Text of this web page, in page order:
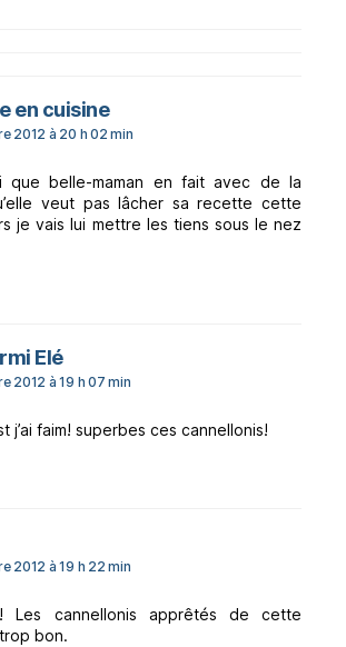
en cuisinedit :
2012 à 20 h 02 min
que belle-maman en fait avec de la
veut pas lâcher sa recette cette
je vais lui mettre les tiens sous le nez
Elédit :
2012 à 19 h 07 min
j’ai faim! superbes ces cannellonis!
:
2012 à 19 h 22 min
Les cannellonis apprêtés de cette
bon.